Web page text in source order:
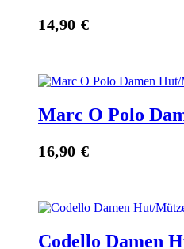
14,90 €
Marc O Polo
16,90 €
Codello Damen